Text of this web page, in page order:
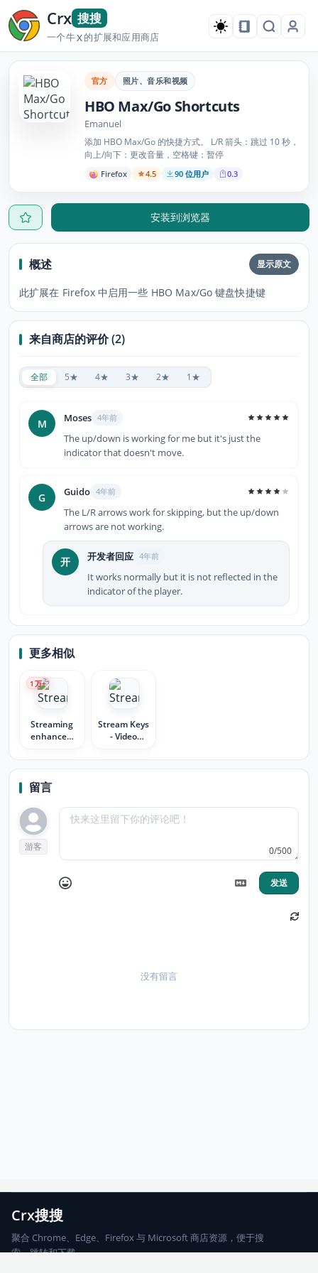
Crx 搜搜
一个牛X的扩展和应用商店
官方 照片、音乐和视频
HBO Max/Go Shortcuts
Emanuel
添加 HBO Max/Go 的快捷方式。 L/R 箭头：跳过 10 秒，
向上/向下：更改音量，空格键：暂停
Firefox 4.5 90 位用户 0.3
安装到浏览器
概述 显示原文
此扩展在 Firefox 中启用一些 HBO Max/Go 键盘快捷键
来自商店的评价 (2)
全部 5★ 4★ 3★ 2★ 1★
M Moses 4年前
The up/down is working for me but it's just the
indicator that doesn't move.
G Guido 4年前
The L/R arrows work for skipping, but the up/down
arrows are not working.
开 开发者回应 4年前
It works normally but it is not reflected in the
indicator of the player.
更多相似
Streaming
enhanced:
Disney+
Prime Video
1 万+
Stream Keys
- Video
Controls
留言
游客 0/500
发送
没有留言
Crx搜搜
聚合 Chrome、Edge、Firefox 与 Microsoft 商店资源，便于搜
索、跳转和下载。